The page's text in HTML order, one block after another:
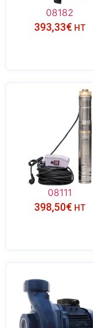
08182
393,33€ HT
08111
398,50€ HT